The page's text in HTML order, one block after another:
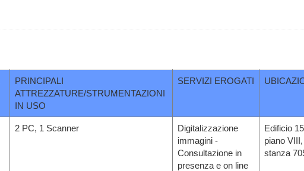
PRINCIPALI
ATTREZZATURE/STRUMENTAZIONI
IN USO
SERVIZI EROGATI
2 PC, 1 Scanner
Digitalizzazione
immagini -
Consultazione in
presenza e on line
Edificio
piano VIII,
stanza